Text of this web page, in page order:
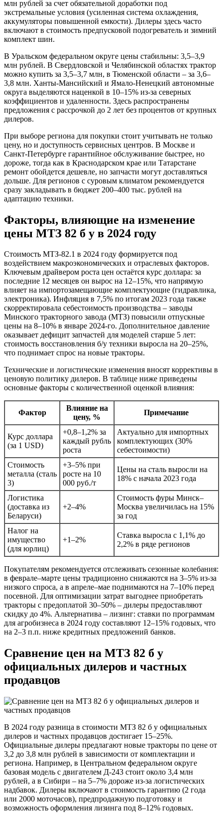
млн рублей за счет обязательной доработки под
экстремальные условия (усиленная система охлаждения,
аккумуляторы повышенной емкости). Дилеры здесь часто
включают в стоимость предпусковой подогреватель и зимний
комплект шин.
В Уральском федеральном округе цены стабильны: 3,5–3,9
млн рублей. В Свердловской и Челябинской областях трактор
можно купить за 3,5–3,7 млн, в Тюменской области – за 3,6–
3,8 млн. Ханты-Мансийский и Ямало-Ненецкий автономные
округа выделяются наценкой в 10–15% из-за северных
коэффициентов и удаленности. Здесь распространены
предложения с рассрочкой до 2 лет без процентов от крупных
дилеров.
При выборе региона для покупки стоит учитывать не только
цену, но и доступность сервисных центров. В Москве и
Санкт-Петербурге гарантийное обслуживание быстрее, но
дороже, тогда как в Краснодарском крае или Татарстане
ремонт обойдется дешевле, но запчасти могут доставляться
дольше. Для регионов с суровым климатом рекомендуется
сразу закладывать в бюджет 200–400 тыс. рублей на
адаптацию техники.
Факторы, влияющие на изменение
цены МТЗ 82 б у в 2024 году
Стоимость МТЗ-82.1 в 2024 году формируется под
воздействием макроэкономических и отраслевых факторов.
Ключевым драйвером роста цен остаётся курс доллара: за
последние 12 месяцев он вырос на 12–15%, что напрямую
влияет на импортозамещающие комплектующие (гидравлика,
электроника). Инфляция в 7,5% по итогам 2023 года также
скорректировала себестоимость производства – заводы
Минского тракторного завода (МТЗ) повысили отпускные
цены на 8–10% в январе 2024-го. Дополнительное давление
оказывает дефицит запчастей для моделей старше 5 лет:
стоимость восстановления б/у техники выросла на 20–25%,
что поднимает спрос на новые тракторы.
Технические и логистические изменения вносят коррективы в
ценовую политику дилеров. В таблице ниже приведены
основные факторы с количественной оценкой влияния:
Фактор
Влияние на
цену, %
Примечание
Курс доллара
(за 1 USD)
+0,8–1,2% за
каждый рубль
роста
Актуально для импортных
комплектующих (30%
себестоимости)
Стоимость
металла (сталь
3)
+3–5% при
росте на 10
000 руб./т
Цены на сталь выросли на
18% с начала 2023 года
Логистика
(доставка из
Беларуси)
+2–4%
Стоимость фуры Минск–
Москва увеличилась на 15%
за год
Налог на
имущество
(для юрлиц)
+1–2%
Ставка выросла с 1,1% до
2,2% в ряде регионов
Покупателям рекомендуется отслеживать сезонные колебания:
в феврале–марте цены традиционно снижаются на 3–5% из-за
низкого спроса, а в апреле–мае поднимаются на 7–10% перед
посевной. Для оптимизации затрат выгоднее приобретать
тракторы с предоплатой 30–50% – дилеры предоставляют
скидку до 4%. Альтернатива – лизинг: ставки по программам
для агробизнеса в 2024 году составляют 12–15% годовых, что
на 2–3 п.п. ниже кредитных предложений банков.
Сравнение цен на МТЗ 82 б у
официальных дилеров и частных
продавцов
В 2024 году разница в стоимости МТЗ 82 б у официальных
дилеров и частных продавцов достигает 15–25%.
Официальные дилеры предлагают новые тракторы по цене от
3,2 до 3,8 млн рублей в зависимости от комплектации и
региона. Например, в Центральном федеральном округе
базовая модель с двигателем Д-243 стоит около 3,4 млн
рублей, а в Сибири – на 5–7% дороже из-за логистических
надбавок. Дилеры включают в стоимость гарантию (2 года
или 2000 моточасов), предпродажную подготовку и
возможность оформления лизинга под 8–12% годовых.